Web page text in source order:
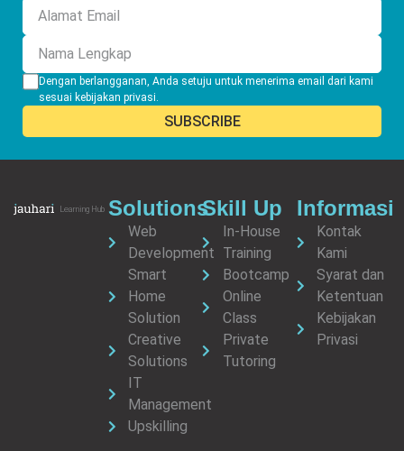
Dengan berlangganan, Anda setuju untuk menerima email dari kami
sesuai kebijakan privasi.
Solutions
Web
Development
Smart
Home
Solution
Creative
Solutions
IT
Management
Upskilling
Skill Up
In-House
Training
Bootcamp
Online
Class
Private
Tutoring
Informasi
Kontak
Kami
Syarat dan
Ketentuan
Kebijakan
Privasi